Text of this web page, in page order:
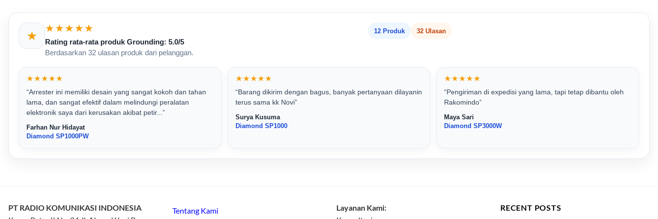
★
★★★★★
Rating rata-rata produk Grounding: 5.0/5
Berdasarkan 32 ulasan produk dari pelanggan.
12 Produk 32 Ulasan
★★★★★
“Arrester ini memiliki desain yang sangat kokoh dan tahan
lama, dan sangat efektif dalam melindungi peralatan
elektronik saya dari kerusakan akibat petir...”
Farhan Nur Hidayat
Diamond SP1000PW
★★★★★
“Barang dikirim dengan bagus, banyak pertanyaan dilayanin
terus sama kk Novi”
Surya Kusuma
Diamond SP1000
★★★★★
“Pengiriman di expedisi yang lama, tapi tetap dibantu oleh
Rakomindo”
Maya Sari
Diamond SP3000W
PT RADIO KOMUNIKASI INDONESIA
Tentang Kami
Layanan Kami:
RECENT POSTS